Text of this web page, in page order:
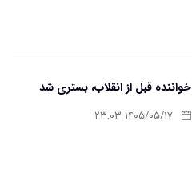
خواننده قبل از انقلاب، بستری شد
۱۴۰۵/۰۵/۱۷ ۲۳:۰۳